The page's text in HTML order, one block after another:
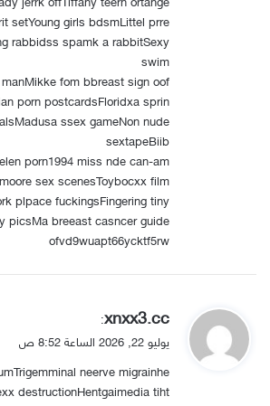
setYoung girls bdsmLittel prre
rabbidss spamk a rabbitSexy
swim
fom bbreast sign oof
porn postcardsFloridxa sprin
ssex gameNon nude
sextapeBiib
porn1994 miss nde can-am
sex scenesToybocxx film
plpace fuckingsFingering tiny
picsMa breeast casncer guide
ofvd9wuapt66ycktf5rw
ي
و
ل
xnxx3.cc
:
يوليو 22, 2026 الساعة 8:52 ص
neerve migrainhe
destructionHentgaimedia tiht